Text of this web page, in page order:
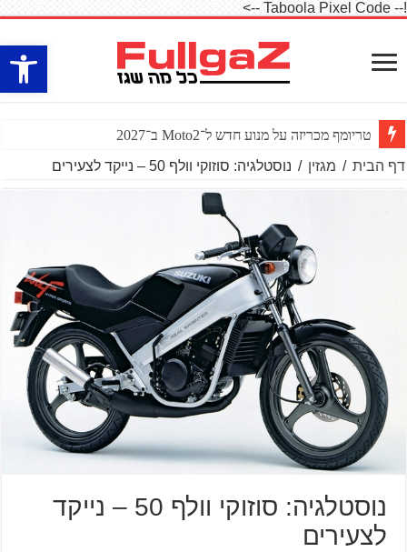
פתח
!-- Taboola Pixel Code -->
טריומף מכריזה על מנוע חדש ל־Moto2 ב־2027
דף הבית / מגזין / נוסטלגיה: סוזוקי וולף 50 – נייקד לצעירים
נוסטלגיה: סוזוקי וולף 50 – נייקד
לצעירים